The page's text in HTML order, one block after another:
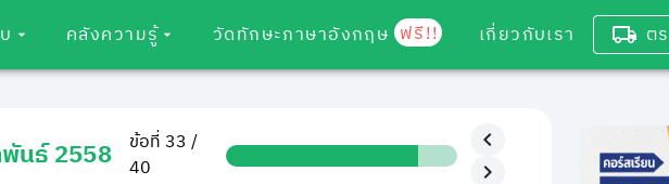
คลังความรู้ วัดทักษะภาษาอังกฤษ ฟรี!! เกี่ยวกับเรา ต
นธ์ 2558
ข้อที่ 33 /
40